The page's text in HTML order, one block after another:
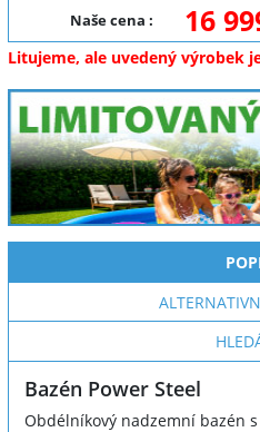
Naše cena : 16
Litujeme, ale uvedený výrobek
Bazén Power Steel
Obdélníkový nadzemní bazén